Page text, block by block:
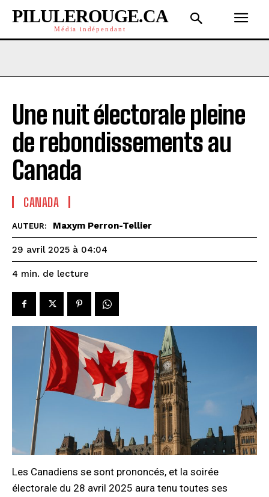
PILULEROUGE.CA
Média indépendant
Une nuit électorale pleine
de rebondissements au
Canada
CANADA
AUTEUR: Maxym Perron-Tellier
29 avril 2025 à 04:04
4 min. de lecture
Les Canadiens se sont prononcés, et la soirée
électorale du 28 avril 2025 aura tenu toutes ses